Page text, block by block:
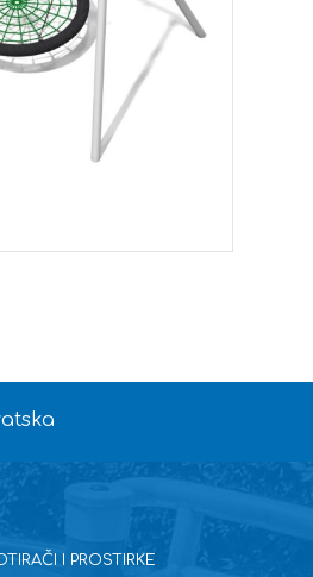
I PROSTIRKE